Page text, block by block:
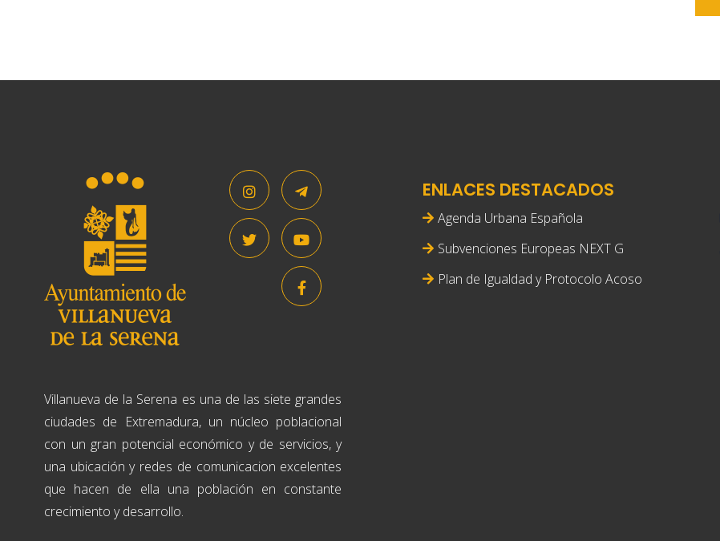
Villanueva de la Serena es una de las siete grandes
ciudades de Extremadura, un núcleo poblacional
con un gran potencial económico y de servicios, y
una ubicación y redes de comunicacion excelentes
que hacen de ella una población en constante
crecimiento y desarrollo.
ENLACES DESTACADOS
Agenda Urbana Española
Subvenciones Europeas NEXT G
Plan de Igualdad y Protocolo Acoso